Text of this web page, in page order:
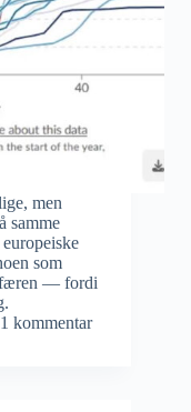
men
samme
som
— fordi
1 kommentar